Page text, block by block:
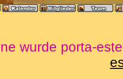
wurde porta-